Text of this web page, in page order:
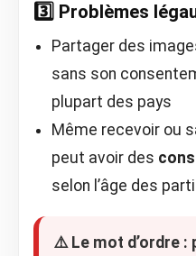
3️⃣ Problèmes
Partager des
sans son
plupart des pays
Même recevoir ou
peut avoir des
selon l’âge des
⚠️ Le mot d’ordre :